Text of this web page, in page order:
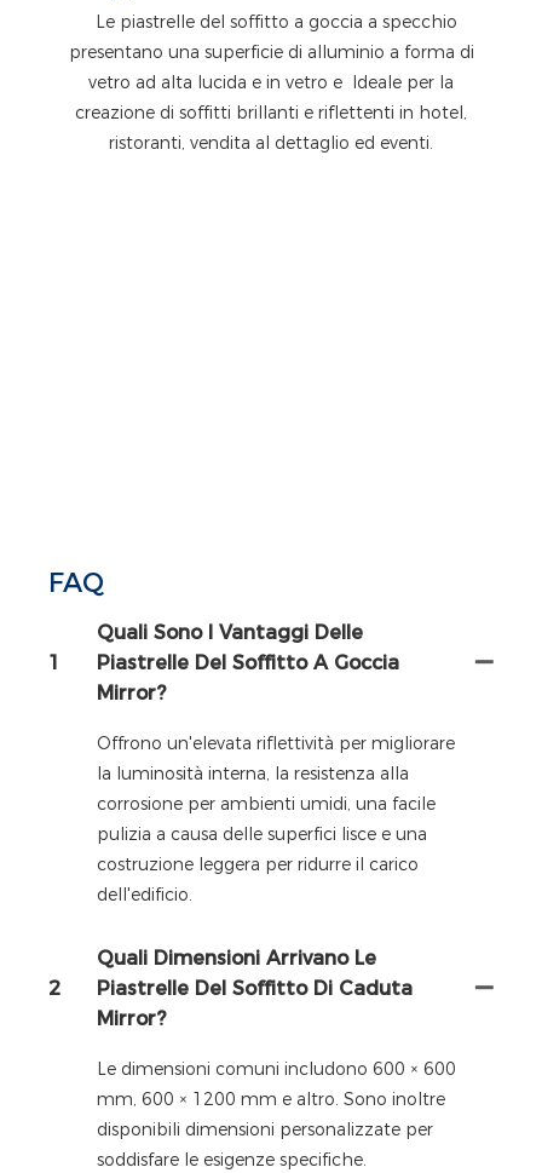
Le piastrelle del soffitto a goccia a specchio
presentano una superficie di alluminio a forma di
vetro ad alta lucida e in vetro e Ideale per la
creazione di soffitti brillanti e riflettenti in hotel,
ristoranti, vendita al dettaglio ed eventi.
FAQ
1
Quali Sono I Vantaggi Delle
Piastrelle Del Soffitto A Goccia
Mirror?
Offrono un'elevata riflettività per migliorare
la luminosità interna, la resistenza alla
corrosione per ambienti umidi, una facile
pulizia a causa delle superfici lisce e una
costruzione leggera per ridurre il carico
dell'edificio.
2
Quali Dimensioni Arrivano Le
Piastrelle Del Soffitto Di Caduta
Mirror?
Le dimensioni comuni includono 600 × 600
mm, 600 × 1200 mm e altro. Sono inoltre
disponibili dimensioni personalizzate per
soddisfare le esigenze specifiche.